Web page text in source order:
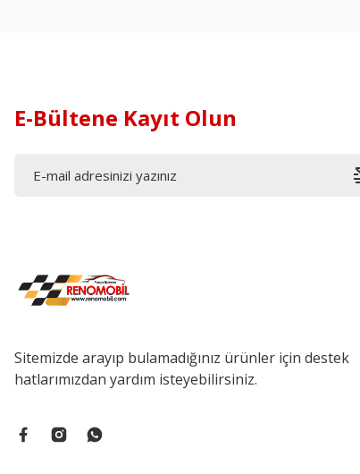
E-Bültene Kayıt Olun
Sitemizde arayıp bulamadığınız ürünler için destek
hatlarımızdan yardım isteyebilirsiniz.